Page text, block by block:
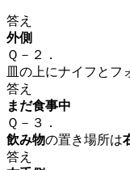
答え
外側
Ｑ－２．
皿の上にナイフとフ
答え
まだ食事中
Ｑ－３．
飲み物の置き場所は
答え